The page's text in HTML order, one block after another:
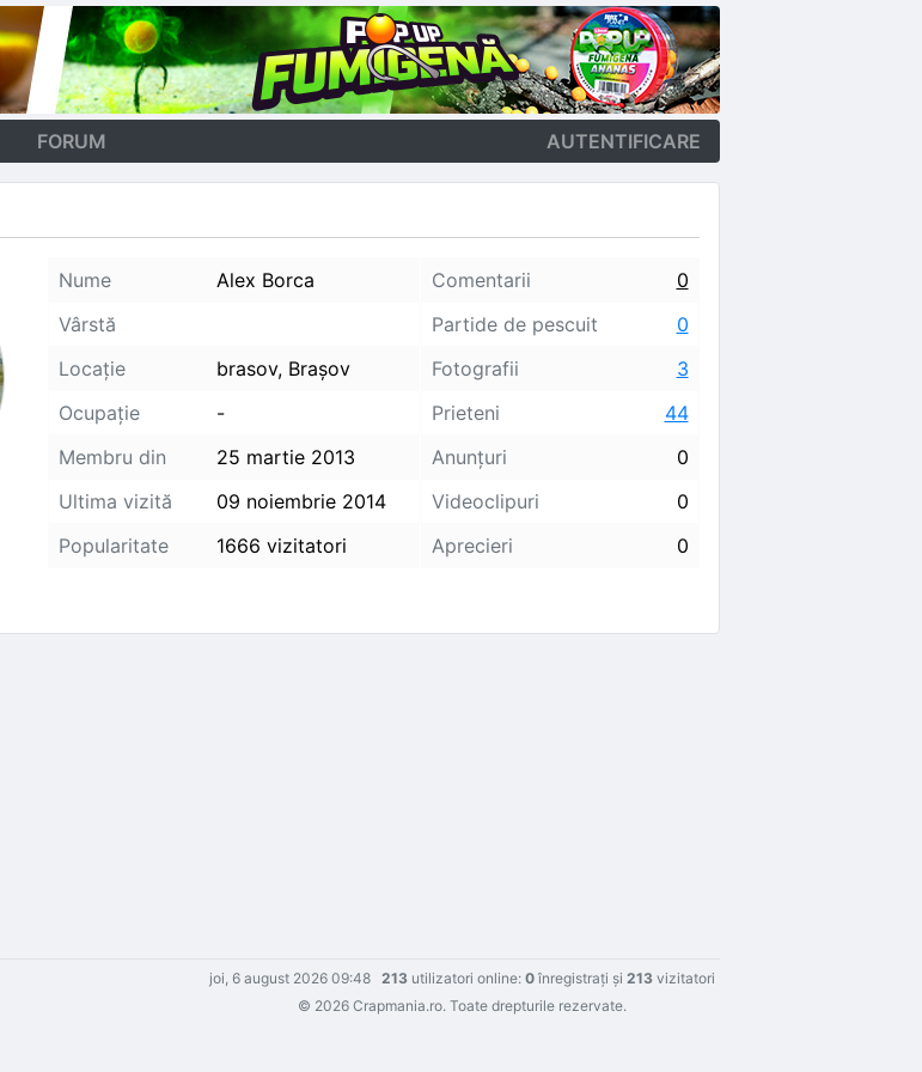
FORUM AUTENTIFICARE
Nume
Alex Borca
Vârstă
Locaţie
brasov, Braşov
Ocupaţie
-
Membru din
25 martie 2013
Ultima vizită
09 noiembrie 2014
Popularitate
1666 vizitatori
Comentarii
0
Partide de pescuit
0
Fotografii
3
Prieteni
44
Anunţuri
0
Videoclipuri
0
Aprecieri
0
joi, 6 august 2026 09:48 213 utilizatori online: 0 înregistraţi şi 213 vizitatori
© 2026 Crapmania.ro. Toate drepturile rezervate.